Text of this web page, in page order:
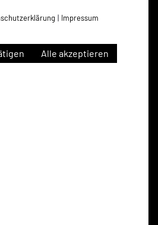
| Impressum
Alle akzeptieren